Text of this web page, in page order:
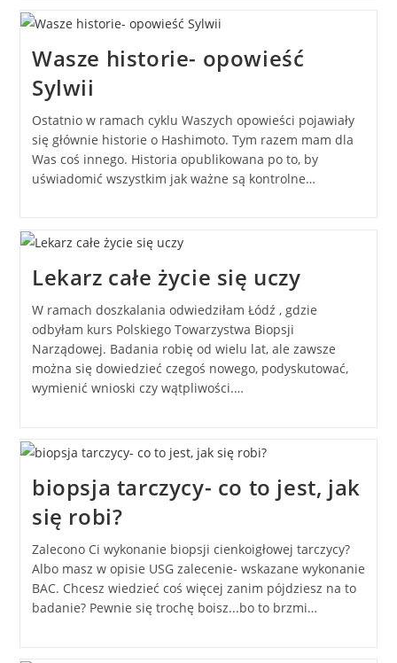
Wasze historie- opowieść
Sylwii
Ostatnio w ramach cyklu Waszych opowieści pojawiały
się głównie historie o Hashimoto. Tym razem mam dla
Was coś innego. Historia opublikowana po to, by
uświadomić wszystkim jak ważne są kontrolne…
Lekarz całe życie się uczy
W ramach doszkalania odwiedziłam Łódź , gdzie
odbyłam kurs Polskiego Towarzystwa Biopsji
Narządowej. Badania robię od wielu lat, ale zawsze
można się dowiedzieć czegoś nowego, podyskutować,
wymienić wnioski czy wątpliwości.…
biopsja tarczycy- co to jest, jak
się robi?
Zalecono Ci wykonanie biopsji cienkoigłowej tarczycy?
Albo masz w opisie USG zalecenie- wskazane wykonanie
BAC. Chcesz wiedzieć coś więcej zanim pójdziesz na to
badanie? Pewnie się trochę boisz...bo to brzmi…